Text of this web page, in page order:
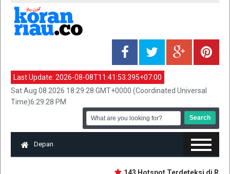
Last Update: 2026-08-08T11:41:53.395+07:00
Sat Aug 08 2026 18:29:28 GMT+0000 (Coordinated Universal
Time)6:29:28 PM
Depan